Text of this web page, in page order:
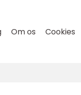
Om os Cookies